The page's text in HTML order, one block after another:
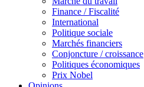
Finance / Fiscalité
International
Politique sociale
Marchés financiers
Conjoncture / croissance
Politiques économiques
Prix Nobel